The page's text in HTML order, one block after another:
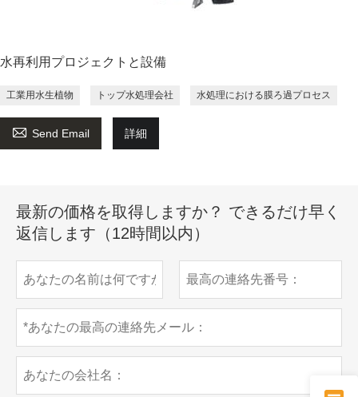
水再利用プロジェクトと設備
工業用水生植物 トップ水処理会社 水処理における膜ろ過プロセス
 Send Email 詳細
最新の価格を取得しますか？ できるだけ早く
返信します（12時間以内）